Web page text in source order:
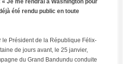
Je me rendrai à Washington pour
été rendu public en toute
le Président de la République Félix-
de jours avant, le 25 janvier,
du Grand Bandundu conduite